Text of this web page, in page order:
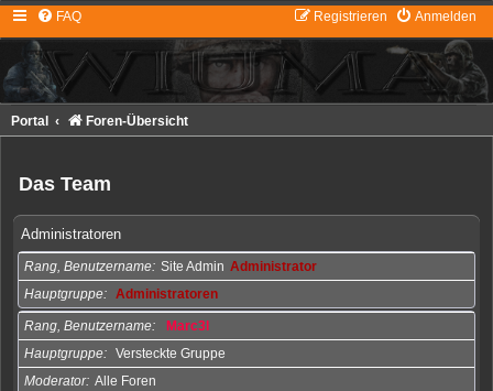
FAQ Anmelden
Registrieren
Portal Foren-Übersicht
Das Team
Administratoren
Rang, Benutzername Site Admin Administrator
Hauptgruppe
Administratoren
Rang, Benutzername
Marc3l
Hauptgruppe
Versteckte Gruppe
Moderator Alle Foren